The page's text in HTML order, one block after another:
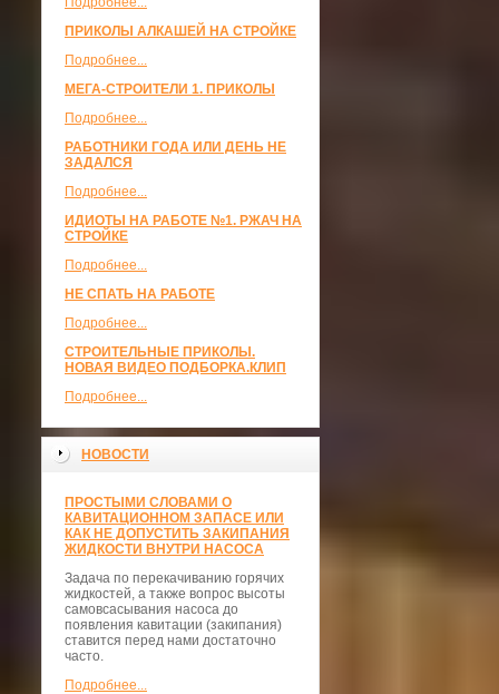
ПРИКОЛЫ АЛКАШЕЙ НА СТРОЙКЕ
Подробнее...
МЕГА-СТРОИТЕЛИ 1. ПРИКОЛЫ
Подробнее...
РАБОТНИКИ ГОДА ИЛИ ДЕНЬ НЕ
ЗАДАЛСЯ
Подробнее...
ИДИОТЫ НА РАБОТЕ №1. РЖАЧ НА
СТРОЙКЕ
Подробнее...
НЕ СПАТЬ НА РАБОТЕ
Подробнее...
СТРОИТЕЛЬНЫЕ ПРИКОЛЫ.
НОВАЯ ВИДЕО ПОДБОРКА.КЛИП
Подробнее...
НОВОСТИ
ПРОСТЫМИ СЛОВАМИ О
КАВИТАЦИОННОМ ЗАПАСЕ ИЛИ
КАК НЕ ДОПУСТИТЬ ЗАКИПАНИЯ
ЖИДКОСТИ ВНУТРИ НАСОСА
Задача по перекачиванию горячих
жидкостей, а также вопрос высоты
самовсасывания насоса до
появления кавитации (закипания)
ставится перед нами достаточно
часто.
Подробнее...